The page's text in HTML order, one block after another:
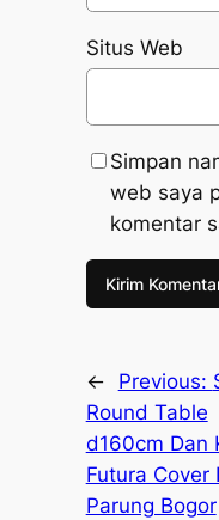
Situs Web
Simpan
web saya
komentar
← Previous:
Round Table
d160cm Dan
Futura Cover
Parung Bogor